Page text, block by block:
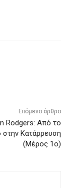
Επόμενο άρθρο
Rodgers: Από το
στην Κατάρρευση
(Μέρος 1ο)